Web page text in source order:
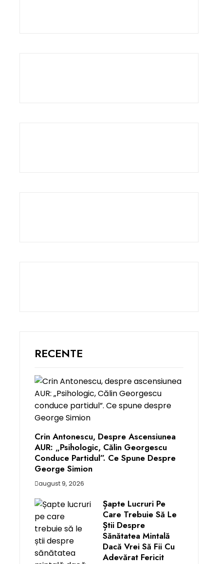
RECENTE
Crin Antonescu, Despre Ascensiunea
AUR: „Psihologic, Călin Georgescu
Conduce Partidul”. Ce Spune Despre
George Simion
august 9, 2026
Șapte Lucruri Pe
Care Trebuie Să Le
Știi Despre
Sănătatea Mintală
Dacă Vrei Să Fii Cu
Adevărat Fericit